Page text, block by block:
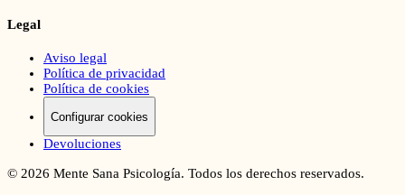
Legal
Aviso legal
Política de privacidad
Política de cookies
Configurar cookies
Devoluciones
© 2026 Mente Sana Psicología. Todos los derechos reservados.